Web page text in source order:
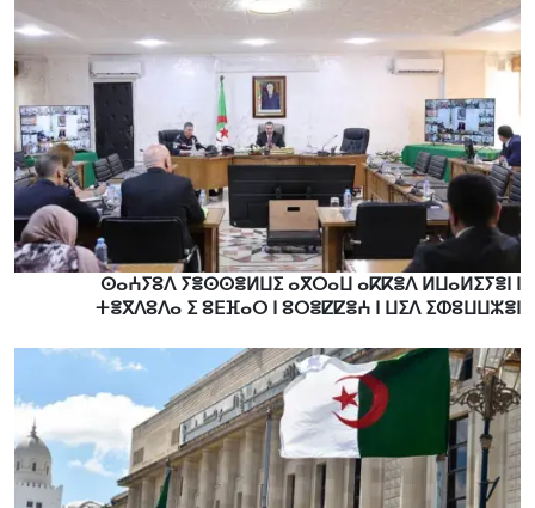
ⵙⴰⵄⵢⵓⴷ ⵢⴻⵙⵙⴻⵍⵡⵉ ⴰⴳⵔⴰⵡ ⴰⴽⴽⴻⴷ ⵍⵡⴰⵍⵉⵢⴻⵏ ⵏ
ⵜⴻⴳⴷⵓⴷⴰ ⵉ ⵓⴹⴼⴰⵔ ⵏ ⵓⵔⴻⵇⵇⴻⵄ ⵏ ⵡⵉⴷ ⵉⵀⵓⵡⵡⵣⴻⵏ